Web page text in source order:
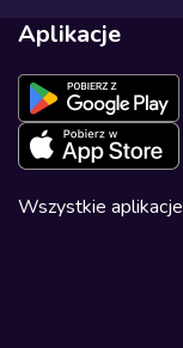
Aplikacje
Wszystkie aplikacje